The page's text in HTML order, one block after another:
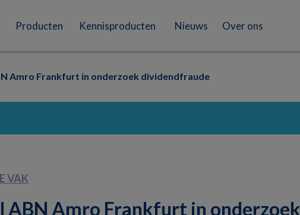
Producten Kennisproducten Nieuws Over ons
Amro Frankfurt in onderzoek dividendfraude
VAK
ABN Amro Frankfurt in onderzoek